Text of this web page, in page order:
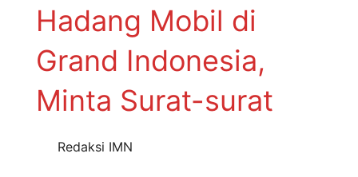
Hadang Mobil di
Grand Indonesia,
Minta Surat-surat
Redaksi IMN